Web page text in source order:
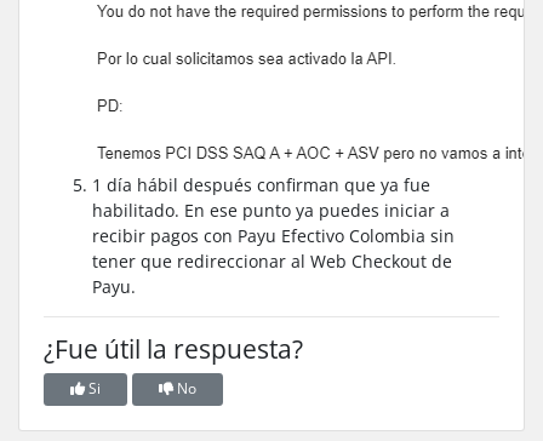
1 día hábil después confirman que ya fue
habilitado. En ese punto ya puedes iniciar a
recibir pagos con Payu Efectivo Colombia sin
tener que redireccionar al Web Checkout de
Payu.
¿Fue útil la respuesta?
Si No